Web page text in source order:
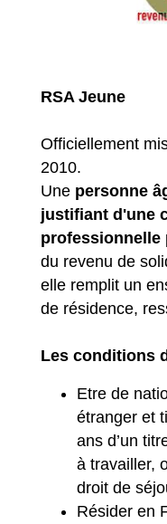
RSA Jeune
Officiellement
2010.
Une personne
justifiant d'une
professionnelle
du revenu de
elle remplit un
de résidence,
Les conditions
Etre de
étranger et
ans d’un
à travailler,
droit de
Résider en